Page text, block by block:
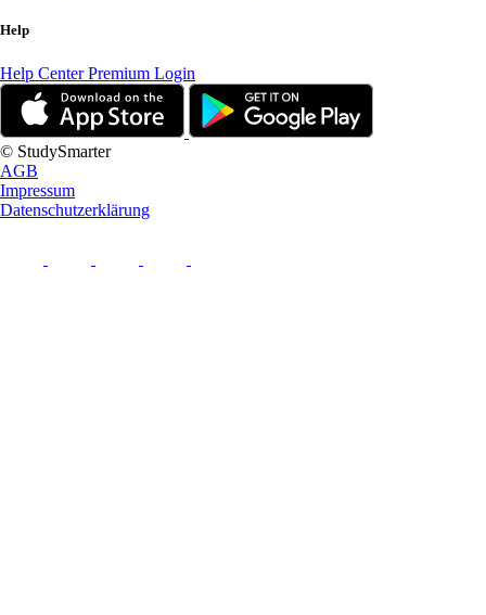
Help
Help CenterPremium Login
© StudySmarter
AGB
Impressum
Datenschutzerklärung